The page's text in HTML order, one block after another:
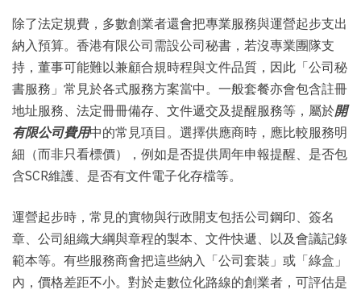
除了法定規費，多數創業者還會把專業服務與運營起步支出
納入預算。香港有限公司需設公司秘書，若沒專業團隊支
持，董事可能難以兼顧合規時程與文件品質，因此「公司秘
書服務」常見於各式服務方案當中。一般套餐亦會包含註冊
地址服務、法定冊冊備存、文件遞交及提醒服務等，屬於開
有限公司費用中的常見項目。選擇供應商時，應比較服務明
細（而非只看標價），例如是否提供周年申報提醒、是否包
含SCR維護、是否有文件電子化存檔等。
運營起步時，常見的實物與行政開支包括公司鋼印、簽名
章、公司組織大綱與章程的製本、文件快遞、以及會議記錄
範本等。有些服務商會把這些納入「公司套裝」或「綠盒」
內，價格差距不小。對於走數位化路線的創業者，可評估是